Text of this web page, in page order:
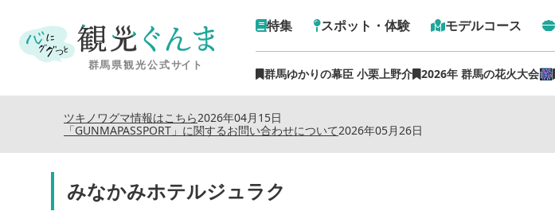
特集 スポット・体験 モデルコース
群馬ゆかりの幕臣 小栗上野介 2026年 群馬の花火大会🎆
2026年04月15日
ツキノワグマ情報はこちら
2026年05月26日
「GUNMAPASSPORT」に関するお問い合わせについて
みなかみホテルジュラク